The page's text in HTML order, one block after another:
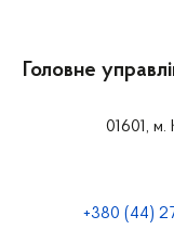
Головне
01601, м.
+380 (44)